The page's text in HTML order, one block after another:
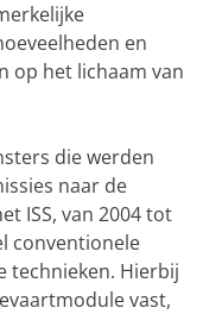
en
op het lichaam van
die werden
naar de
ISS, van 2004 tot
conventionele
technieken. Hierbij
vast,